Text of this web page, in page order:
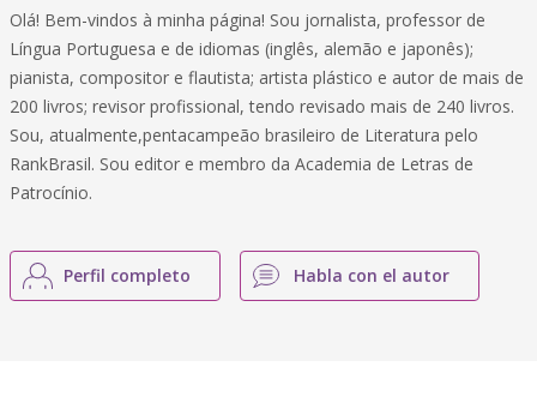
Olá! Bem-vindos à minha página! Sou jornalista, professor de
Língua Portuguesa e de idiomas (inglês, alemão e japonês);
pianista, compositor e flautista; artista plástico e autor de mais de
200 livros; revisor profissional, tendo revisado mais de 240 livros.
Sou, atualmente,pentacampeão brasileiro de Literatura pelo
RankBrasil. Sou editor e membro da Academia de Letras de
Patrocínio.
Perfil completo Habla con el autor